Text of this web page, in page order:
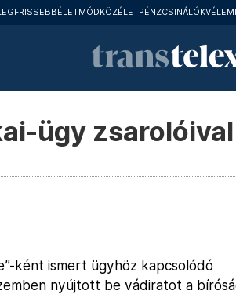
ÉLETMÓDKÖZÉLETPÉNZCSINÁLÓK
ügy
ként ismert ügyhöz kapcsolódó
nyújtott be vádiratot a